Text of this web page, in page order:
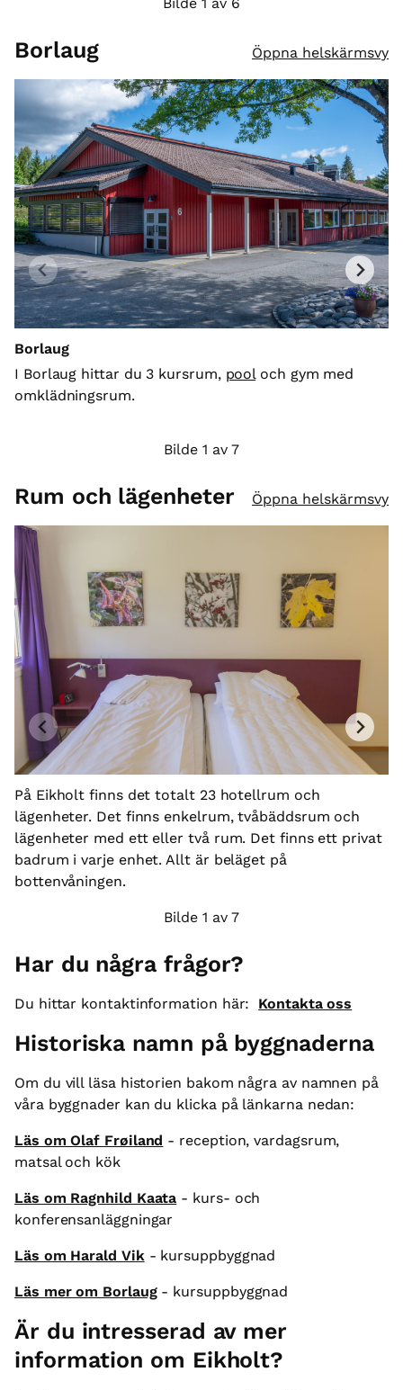
Borlaug Öppna helskärmsvy
Borlaug
I Borlaug hittar du 3 kursrum, pooloch gym med
omklädningsrum.
Bilde 1 av 7
Rum och lägenheter Öppna helskärmsvy
På Eikholt finns det totalt 23 hotellrum och
lägenheter. Det finns enkelrum, tvåbäddsrum och
lägenheter med ett eller två rum. Det finns ett privat
badrum i varje enhet. Allt är beläget på
bottenvåningen.
Bilde 1 av 7
Har du några frågor?
Du hittar kontaktinformation här: Kontakta oss
Historiska namn på byggnaderna
Om du vill läsa historien bakom några av namnen på
våra byggnader kan du klicka på länkarna nedan:
Läs om Olaf Frøiland - reception, vardagsrum,
matsal och kök
Läs om Ragnhild Kaata - kurs- och
konferensanläggningar
Läs om Harald Vik- kursuppbyggnad
Läs mer om Borlaug - kursuppbyggnad
Är du intresserad av mer
information om Eikholt?